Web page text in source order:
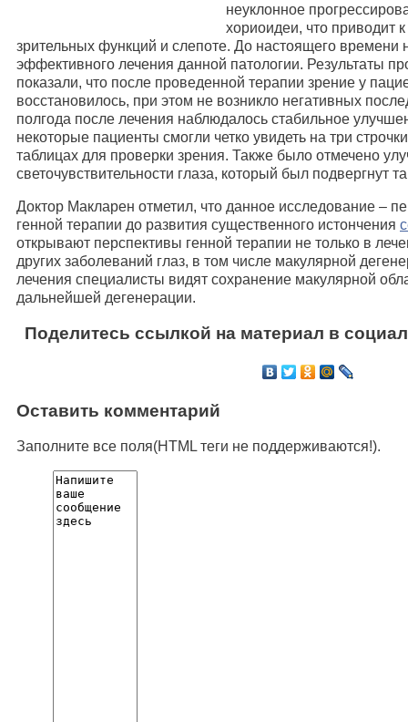
неуклонное
хориоидеи, что приводит
зрительных функций и слепоте. До настоящего времени
эффективного лечения данной патологии. Результаты
показали, что после проведенной терапии зрение у
восстановилось, при этом не возникло негативных
полгода после лечения наблюдалось стабильное
некоторые пациенты смогли четко увидеть на три
таблицах для проверки зрения. Также было отмечено
светочувствительности глаза, который был подвергнут
Доктор Макларен отметил, что данное исследование –
генной терапии до развития существенного истончения
открывают перспективы генной терапии не только в
других заболеваний глаз, в том числе макулярной
лечения специалисты видят сохранение макулярной
дальнейшей дегенерации.
Поделитесь ссылкой на материал в
Оставить комментарий
Заполните все поля(HTML теги не поддерживаются!).